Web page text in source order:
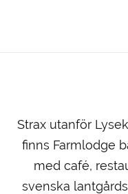
Strax utanför
finns Farmlodge
med café,
svenska